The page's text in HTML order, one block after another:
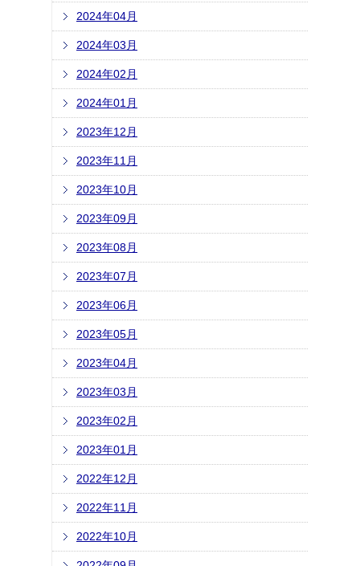
2024年04月
2024年03月
2024年02月
2024年01月
2023年12月
2023年11月
2023年10月
2023年09月
2023年08月
2023年07月
2023年06月
2023年05月
2023年04月
2023年03月
2023年02月
2023年01月
2022年12月
2022年11月
2022年10月